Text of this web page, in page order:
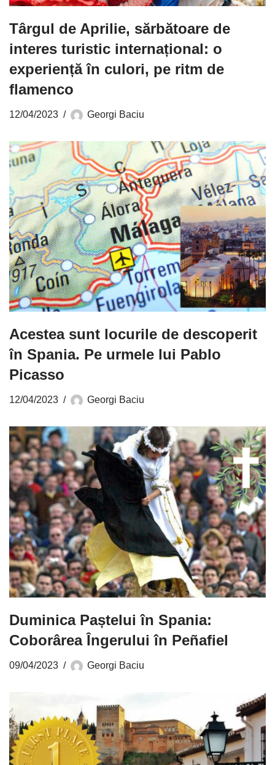
Târgul de Aprilie, sărbătoare de
interes turistic internațional: o
experiență în culori, pe ritm de
flamenco
12/04/2023 Georgi Baciu
Acestea sunt locurile de descoperit
în Spania. Pe urmele lui Pablo
Picasso
12/04/2023 Georgi Baciu
Duminica Paștelui în Spania:
Coborârea Îngerului în Peñafiel
09/04/2023 Georgi Baciu